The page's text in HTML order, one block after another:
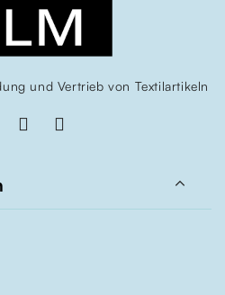
und Vertrieb von Textilartikeln
